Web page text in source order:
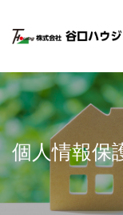
ツ
へ
ス
キ
プ
個人情報保